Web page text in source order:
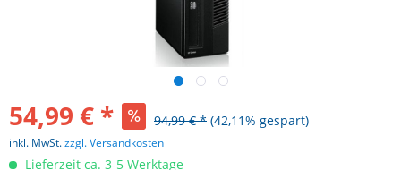
54,99 € * 94,99 € * (42,11% gespart)
inkl. MwSt.zzgl. Versandkosten
Lieferzeit ca. 3-5 Werktage